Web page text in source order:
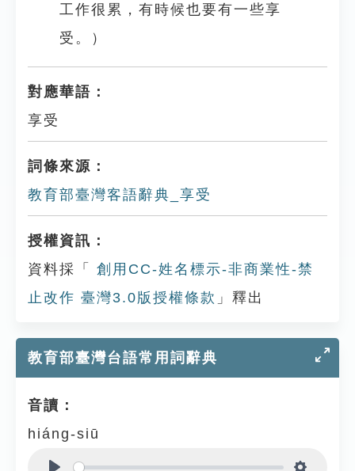
工作很累，有時候也要有一些享
受。）
對應華語：
享受
詞條來源：
教育部臺灣客語辭典_享受
授權資訊：
資料採「
創用CC-姓名標示-非商業性-禁
止改作 臺灣3.0版授權條款 」釋出
教育部臺灣台語常用詞辭典
音讀：
hiáng-siū